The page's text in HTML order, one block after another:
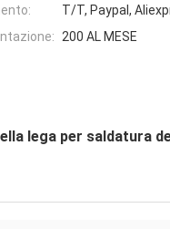
T/T, Paypal,
200 AL MESE
lega per saldatura